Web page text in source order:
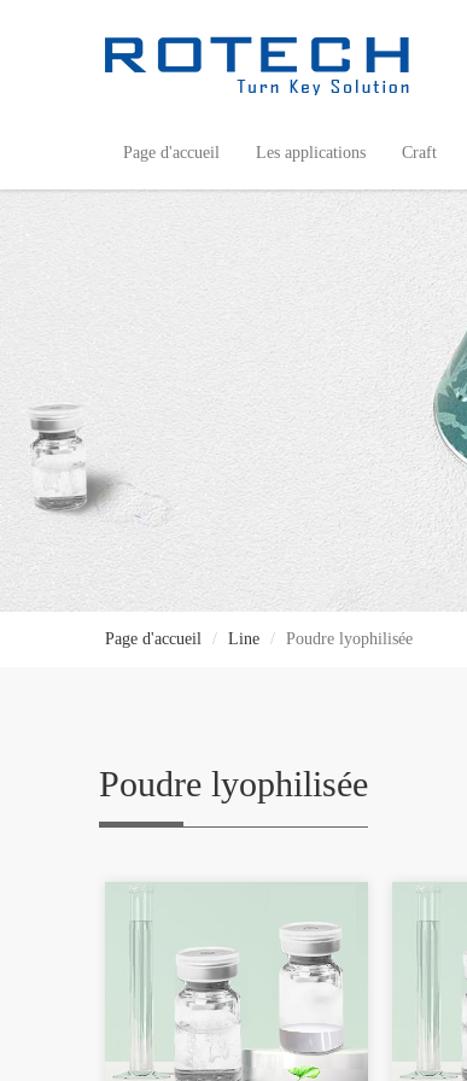
Page d'accueil Les applications Craft
Page d'accueil Line Poudre lyophilisée
Poudre lyophilisée